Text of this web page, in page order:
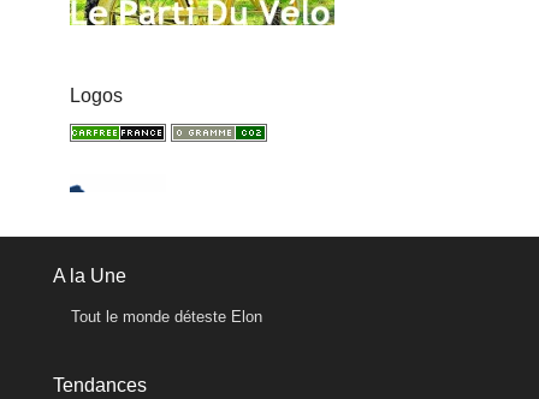
Logos
A la Une
Tout le monde déteste Elon
Tendances